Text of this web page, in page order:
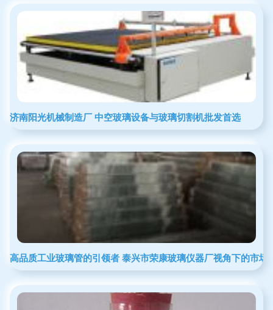
济南阳光机械制造厂 中空玻璃设备与玻璃切割机批发首选
高品质工业玻璃管的引领者 泰兴市荣康玻璃仪器厂视角下的市场